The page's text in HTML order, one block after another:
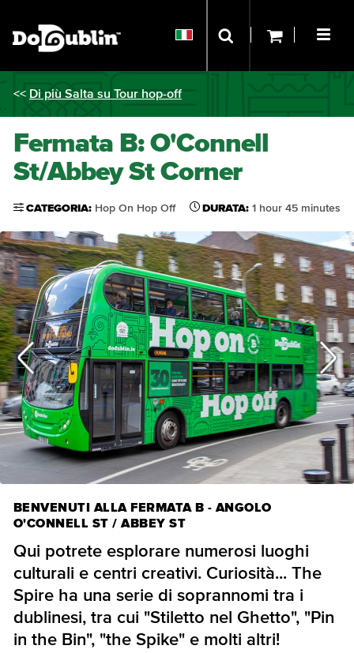
<< Di più Salta su Tour hop-off
Fermata B: O'Connell
St/Abbey St Corner
CATEGORIA: Hop On Hop Off DURATA: 1 hour 45 minutes
BENVENUTI ALLA FERMATA B - ANGOLO
O'CONNELL ST / ABBEY ST
Qui potrete esplorare numerosi luoghi
culturali e centri creativi. Curiosità... The
Spire ha una serie di soprannomi tra i
dublinesi, tra cui "Stiletto nel Ghetto", "Pin
in the Bin", "the Spike" e molti altri!